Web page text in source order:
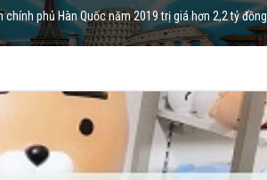
phủ Hàn Quốc năm 2019 trị giá hơn 2,2 tỷ đồng